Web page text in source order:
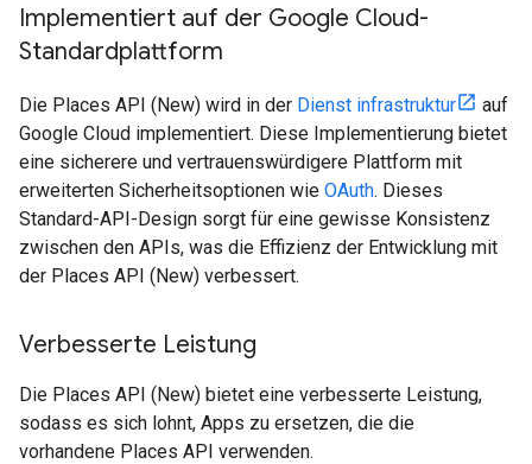
Implementiert auf der Google Cloud-
Standardplattform
Die Places API (New) wird in der Dienst infrastruktur
auf
Google Cloud implementiert. Diese Implementierung bietet
eine sicherere und vertrauenswürdigere Plattform mit
erweiterten Sicherheitsoptionen wie OAuth. Dieses
Standard-API-Design sorgt für eine gewisse Konsistenz
zwischen den APIs, was die Effizienz der Entwicklung mit
der Places API (New) verbessert.
Verbesserte Leistung
Die Places API (New) bietet eine verbesserte Leistung,
sodass es sich lohnt, Apps zu ersetzen, die die
vorhandene Places API verwenden.